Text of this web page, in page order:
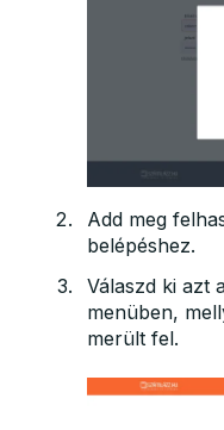
Add meg
belépéshez.
Válaszd ki azt
menüben,
merült fel.